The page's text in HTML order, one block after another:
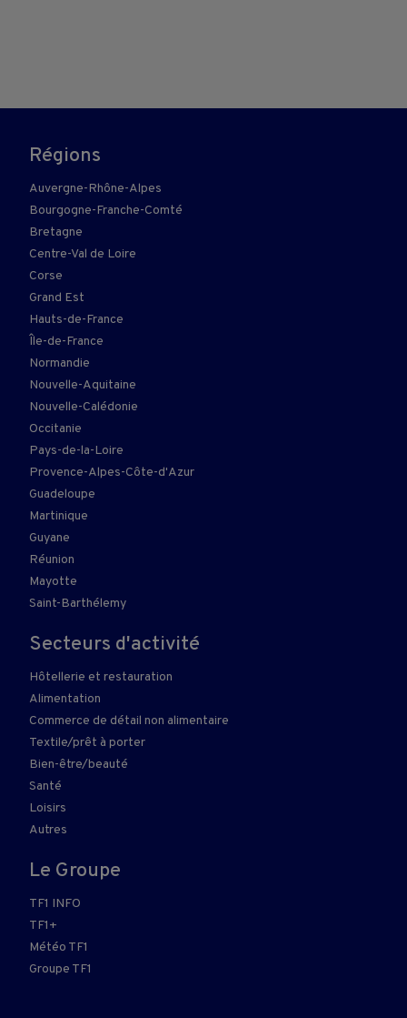
Régions
Auvergne-Rhône-Alpes
Bourgogne-Franche-Comté
Bretagne
Centre-Val de Loire
Corse
Grand Est
Hauts-de-France
Île-de-France
Normandie
Nouvelle-Aquitaine
Nouvelle-Calédonie
Occitanie
Pays-de-la-Loire
Provence-Alpes-Côte-d'Azur
Guadeloupe
Martinique
Guyane
Réunion
Mayotte
Saint-Barthélemy
Secteurs d'activité
Hôtellerie et restauration
Alimentation
Commerce de détail non alimentaire
Textile/prêt à porter
Bien-être/beauté
Santé
Loisirs
Autres
Le Groupe
TF1 INFO
TF1+
Météo TF1
Groupe TF1